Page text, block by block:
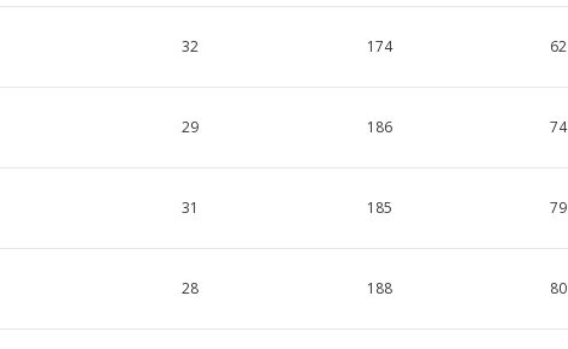
32 174 62
29 186 74
31 185 79
28 188 80